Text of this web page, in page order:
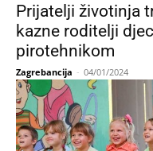
Prijatelji životinja
kazne roditelji
pirotehnikom
Zagrebancija - 04/01/2024